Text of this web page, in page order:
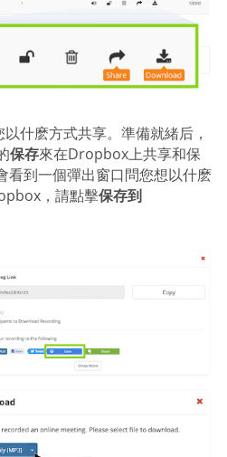
什麽方式共享。準備就緒后，
保存來在Dropbox上共享和保
看到一個彈出窗口問您想以什麽
，請點擊保存到